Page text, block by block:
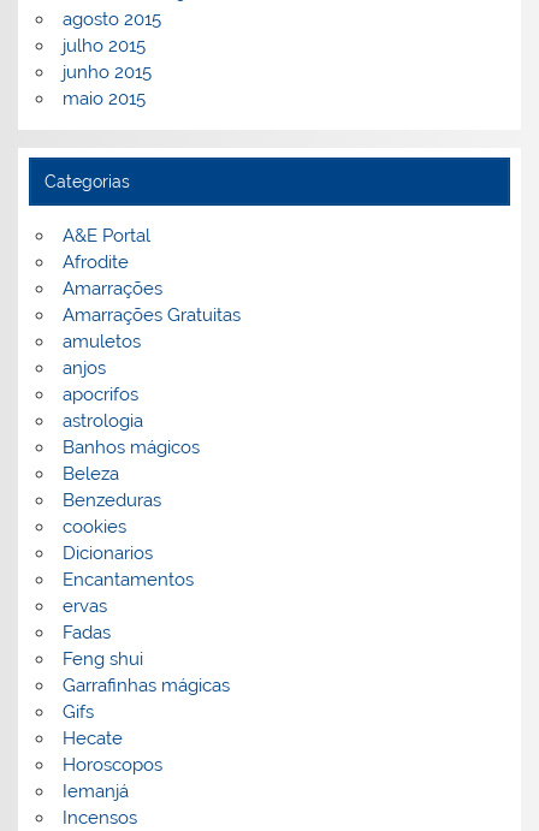
agosto 2015
julho 2015
junho 2015
maio 2015
Categorias
A&E Portal
Afrodite
Amarrações
Amarrações Gratuitas
amuletos
anjos
apocrifos
astrologia
Banhos mágicos
Beleza
Benzeduras
cookies
Dicionarios
Encantamentos
ervas
Fadas
Feng shui
Garrafinhas mágicas
Gifs
Hecate
Horoscopos
Iemanjá
Incensos